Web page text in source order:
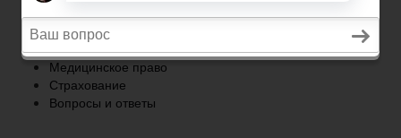
Главная
Военное право
Трудовое право
Медицинское право
Страхование
Вопросы и ответы